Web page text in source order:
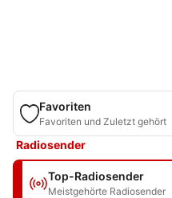
Favoriten
Favoriten und Zuletzt gehört
Radiosender
Top-Radiosender
Meistgehörte Radiosender